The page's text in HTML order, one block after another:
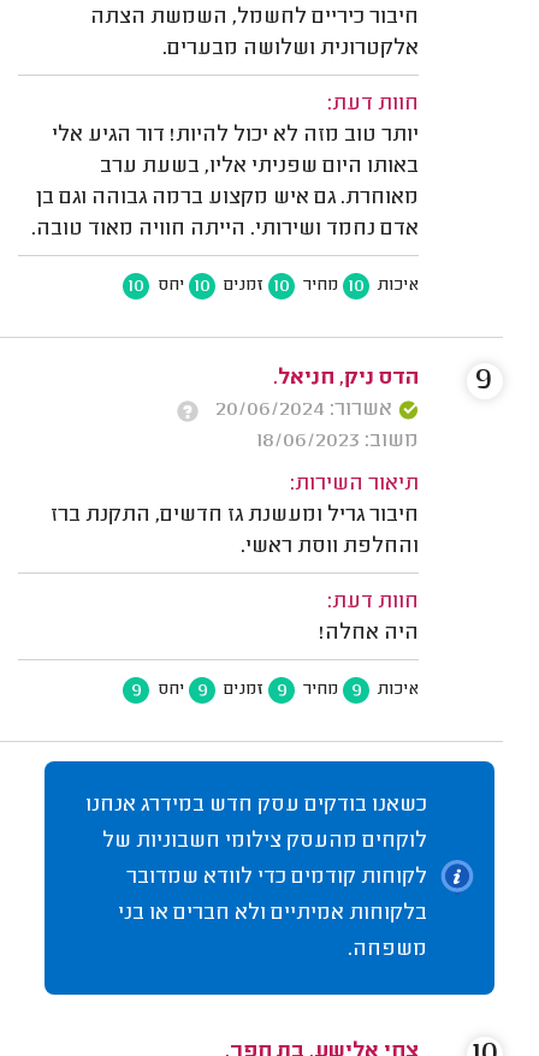
חיבור כיריים לחשמל, השמשת הצתה
אלקטרונית ושלושה מבערים.
חוות דעת:
יותר טוב מזה לא יכול להיות! דור הגיע אלי
באותו היום שפניתי אליו, בשעת ערב
מאוחרת. גם איש מקצוע ברמה גבוהה וגם בן
אדם נחמד ושירותי. הייתה חוויה מאוד טובה.
איכות 10 מחיר 10 זמנים 10 יחס 10
הדס ניק, חניאל.
אשרור: 20/06/2024
משוב: 18/06/2023
תיאור השירות:
חיבור גריל ומעשנת גז חדשים, התקנת ברז
והחלפת ווסת ראשי.
חוות דעת:
היה אחלה!
איכות 9 מחיר 9 זמנים 9 יחס 9
9
כשאנו בודקים עסק חדש במידרג אנחנו
לוקחים מהעסק צילומי חשבוניות של
לקוחות קודמים כדי לוודא שמדובר
בלקוחות אמיתיים ולא חברים או בני
משפחה.